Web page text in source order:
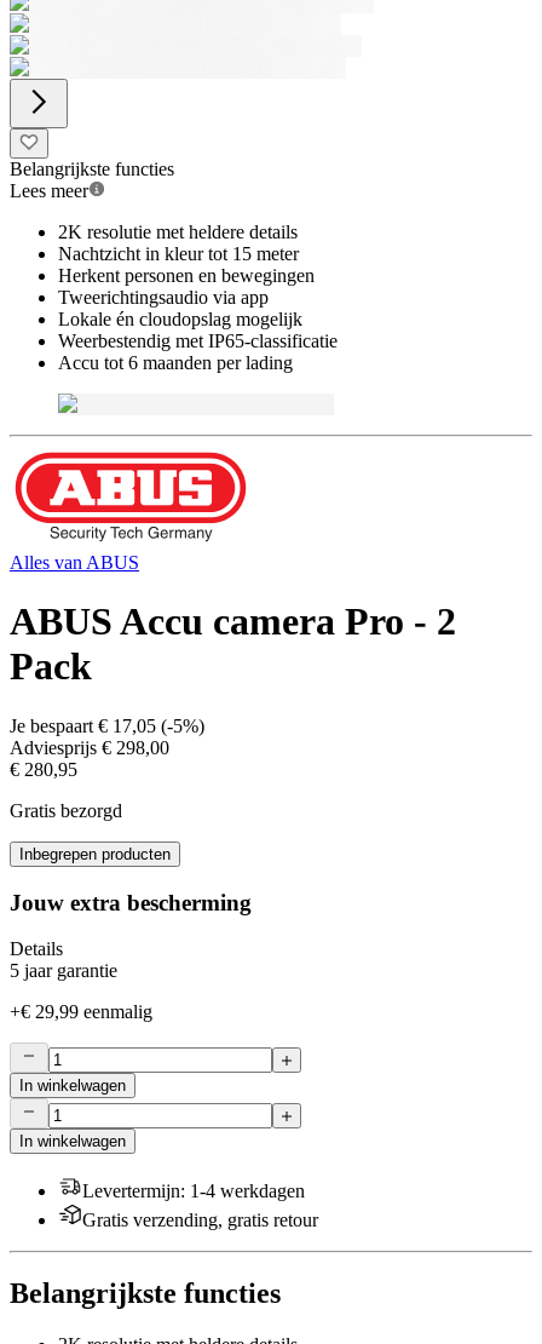
Belangrijkste functies
Lees meer
2K resolutie met heldere details
Nachtzicht in kleur tot 15 meter
Herkent personen en bewegingen
Tweerichtingsaudio via app
Lokale én cloudopslag mogelijk
Weerbestendig met IP65-classificatie
Accu tot 6 maanden per lading
Alles van ABUS
ABUS Accu camera Pro - 2
Pack
Je bespaart € 17,05 (-5%)
Adviesprijs € 298,00
€ 280,95
Gratis bezorgd
Inbegrepen producten
Jouw extra bescherming
Details
5 jaar garantie
+€ 29,99 eenmalig
In winkelwagen
In winkelwagen
Levertermijn: 1-4 werkdagen
Gratis verzending, gratis retour
Belangrijkste functies